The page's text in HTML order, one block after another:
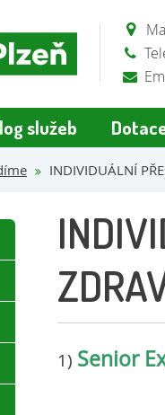
služeb
INDIVIDUÁLNÍ
1) Senior